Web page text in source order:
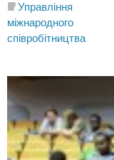
Управління
міжнародного
співробітництва